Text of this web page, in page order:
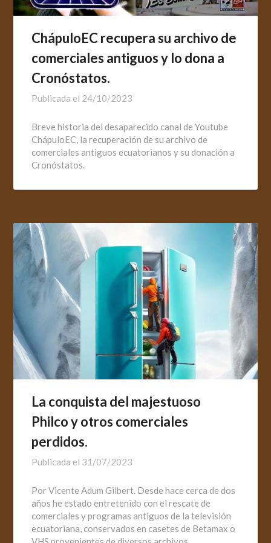
ChápuloEC recupera su archivo de
comerciales antiguos y lo dona a
Cronóstatos.
Publicada el 24/10/2023
Breve historia del desaparecido canal de Youtube
ChápuloEC, la recuperación de su archivo de
comerciales antiguos ecuatorianos y su donación a
Cronóstatos.
La conquista del majestuoso
Philco y otros comerciales
perdidos.
Publicada el 31/07/2023
Por Vicente Adum Gilbert. Desde hace cerca de dos
años he estado entretenido con el rescate de
comerciales y programas antiguos de la televisión
ecuatoriana, conservados en casetes de Betamax o